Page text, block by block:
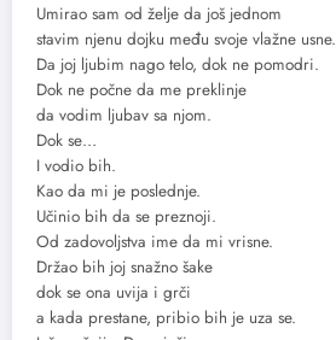
Umirao sam od želje da još jednom
stavim njenu dojku među svoje vlažne usne.
Da joj ljubim nago telo, dok ne pomodri.
Dok ne počne da me preklinje
da vodim ljubav sa njom.
Dok se…
I vodio bih.
Kao da mi je poslednje.
Učinio bih da se preznoji.
Od zadovoljstva ime da mi vrisne.
Držao bih joj snažno šake
dok se ona uvija i grči
a kada prestane, pribio bih je uza se.